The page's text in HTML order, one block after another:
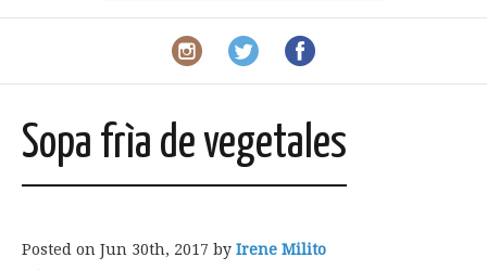
Sopa frìa de vegetales
Posted on Jun 30th, 2017 by Irene Milito